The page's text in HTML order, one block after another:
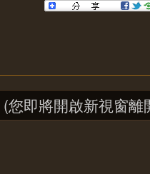
(您即將開啟新視窗離